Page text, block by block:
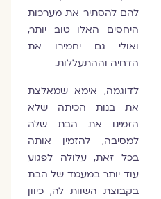
להם להסתיר את מערכות
היחסים האלו טוב יותר,
ואולי גם יחמירו את
הדחיה וההתעללות.
לדוגמה, אימא שמאלצת
את בנות הכיתה שלא
הזמינו את הבת שלה
למסיבה, להזמין אותה
בכל זאת, עלולה לפגוע
עוד יותר במעמד של הבת
בקבוצת השוות לה, כיוון